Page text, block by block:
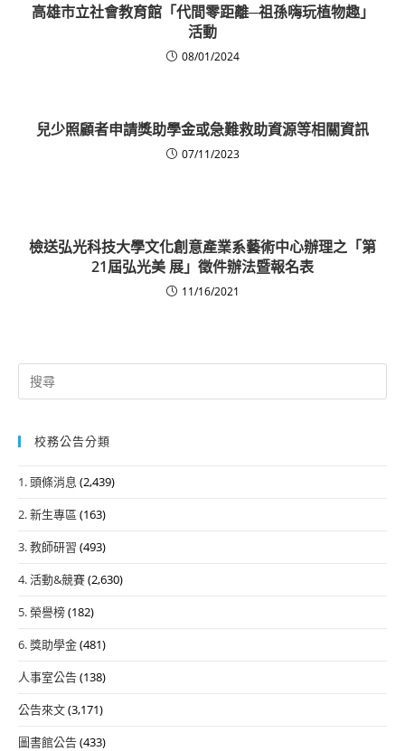
高雄市立社會教育館「代間零距離─祖孫嗨玩植物趣」
活動
08/01/2024
兒少照顧者申請獎助學金或急難救助資源等相關資訊
07/11/2023
檢送弘光科技大學文化創意產業系藝術中心辦理之「第
21屆弘光美 展」徵件辦法暨報名表
11/16/2021
Search
for:
校務公告分類
1. 頭條消息 (2,439)
2. 新生專區 (163)
3. 教師研習 (493)
4. 活動&競賽(2,630)
5. 榮譽榜(182)
6. 獎助學金(481)
人事室公告(138)
公告來文(3,171)
圖書館公告(433)